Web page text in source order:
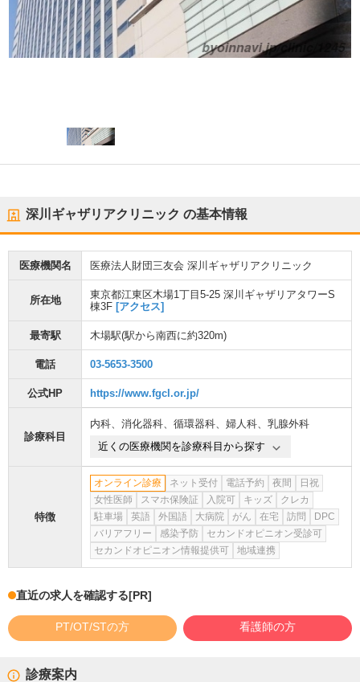
深川ギャザリアクリニック の基本情報
医療機関名 医療法人財団三友会 深川ギャザリアクリニック
所在地
東京都江東区木場1丁目5-25 深川ギャザリアタワーS
棟3F [アクセス]
最寄駅 木場駅(駅から南西に約320m)
電話 03-5653-3500
公式HP https://www.fgcl.or.jp/
診療科目
内科、 消化器科、 循環器科、 婦人科、 乳腺外科
近くの医療機関を診療科目から探す
特徴
オンライン診療 ネット受付 電話予約 夜間
日祝
女性医師
スマホ保険証 入院可 キッズ
クレカ
駐車場
英語 外国語 大病院 がん 在宅 訪問
DPC
バリアフリー
感染予防
セカンドオピニオン受診可
セカンドオピニオン情報提供可
地域連携
直近の求人を確認する[PR]
PT/OT/STの方 看護師の方
診療案内